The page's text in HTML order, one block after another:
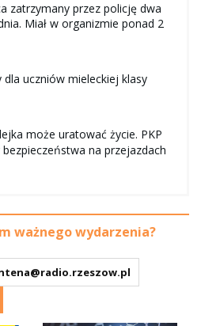
zatrzymany przez policję dwa
Miał w organizmie ponad 2
uczniów mieleckiej klasy
może uratować życie. PKP
na przejazdach
ważnego wydarzenia?